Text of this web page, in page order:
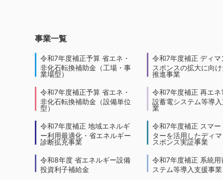
事業一覧
令和7年度補正予算 省エネ・
非化石転換補助金（工場・事
業場型）
令和7年度補正予算 省エネ・
非化石転換補助金（設備単位
型）
令和7年度補正 地域エネルギ
ー利用最適化・省エネルギー
診断拡充事業
令和8年度 省エネルギー設備
投資利子補給金
令和7年度補正 ディマ
スポンスの拡大に向
推進事業
令和7年度補正 再エネ
設蓄電システム等導
業
令和7年度補正 スマー
ターを活用したディ
スポンス実証事業
令和7年度補正 系統用
ステム等導入支援事業